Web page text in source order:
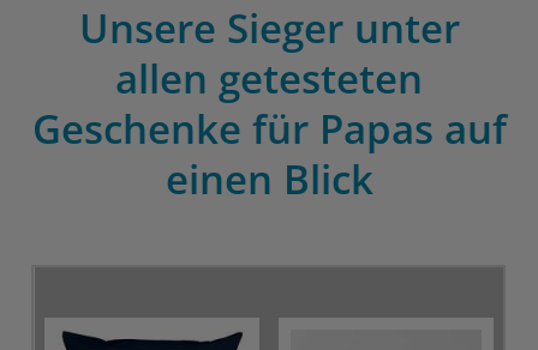
Unsere Sieger unter
allen getesteten
Geschenke für Papas auf
einen Blick